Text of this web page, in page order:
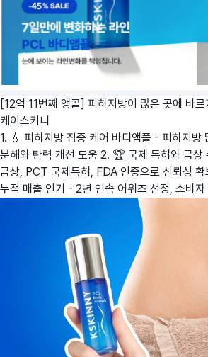
[12억 11번째 앵콜] 피하지방이 많은 곳에 바
케이스키니
1. 💧 피하지방 집중 케어 바디앰플 - 피하지방
분해와 탄력 개선 도움 2. 🏆 국제 특허와 금
금상, PCT 국제특허, FDA 인증으로 신뢰성
누적 매출 인기 - 2년 연속 어워즈 선정, 소비자